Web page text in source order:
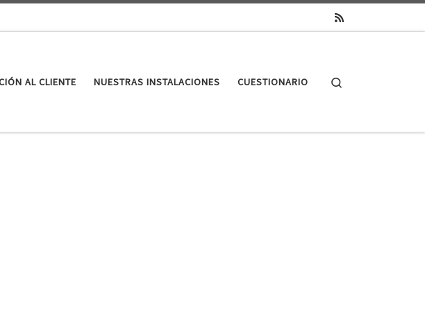
AL CLIENTE NUESTRAS INSTALACIONES CUESTIONARIO